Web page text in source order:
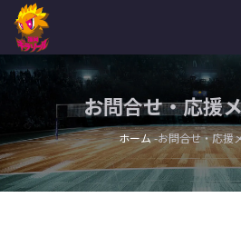
お問合せ・応援
ホーム お問合せ・応援